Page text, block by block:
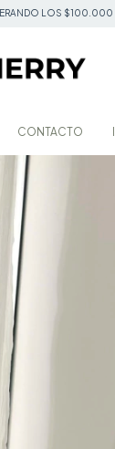
3 CUOTAS SIN
CONTACTO